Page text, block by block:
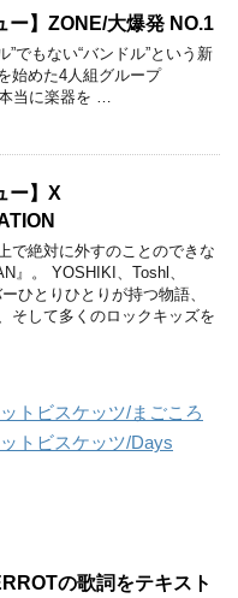
ー】ZONE/大爆発 NO.1
”でもない“バンドル”という新
始めた4人組グループ
当に楽器を …
ー】X
で絶対に外すのことのできな
』。 YOSHIKI、Toshl、
ひとりひとりが持つ物語、
そして多くのロックキッズを
トビスケッツ/まごころ
トビスケッツ/Days
の歌詞をテキスト